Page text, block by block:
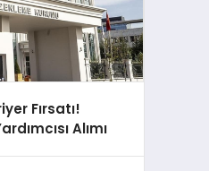
Fırsatı!
Alımı